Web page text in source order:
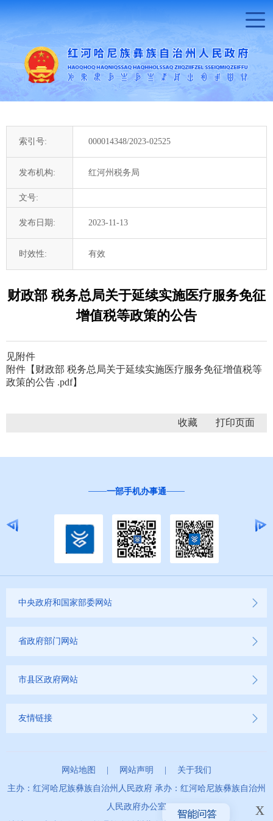
索引号: 000014348/2023-02525
发布机构: 红河州税务局
文号:
发布日期: 2023-11-13
时效性: 有效
财政部 税务总局关于延续实施医疗服务免征
增值税等政策的公告
见附件
附件【 财政部 税务总局关于延续实施医疗服务免征增值税等
政策的公告 .pdf】
收藏
一部手机办事通
中央政府和国家部委网站
省政府部门网站
市县区政府网站
友情链接
网站地图 网站声明
关于我们
主办：红河哈尼族彝族自治州人民政府 承办：红河哈尼族彝族自治州
人民政府办公室
x